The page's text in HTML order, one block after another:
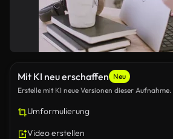
Mit KI neu erschaffen Neu
Erstelle mit KI neue Versionen dieser Aufnahme.
Umformulierung
Video erstellen